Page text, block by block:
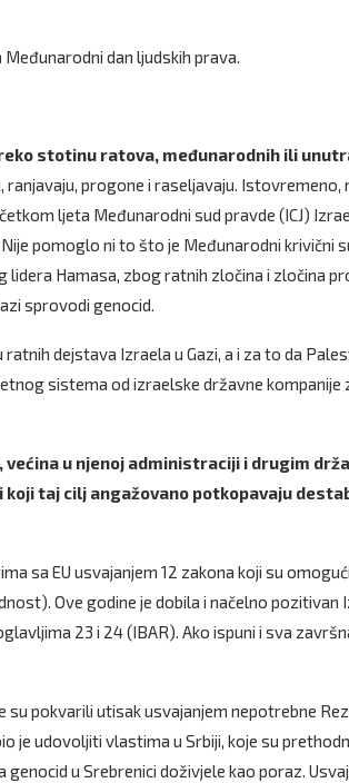
dan ljudskih prava.
stotinu ratova, međunarodnih ili
progone i raseljavaju.
ljeta Međunarodni sud pravde (ICJ)
pomoglo ni to što je Međunarodni krivični
Hamasa, zbog ratnih zločina i zločina
sprovodi genocid.
dejstava Izraela u Gazi, a i za to da
sistema od izraelske državne kompanije
u njenoj administraciji i drugim
taj cilj angažovano potkopavaju
sa EU usvajanjem 12 zakona koji su
Ove godine je dobila i načelno pozitivan
23 i 24 (IBAR). Ako ispuni i sva
su pokvarili utisak usvajanjem nepotrebne
je udovoljiti vlastima u Srbiji, koje su
u Srebrenici doživjele kao poraz.